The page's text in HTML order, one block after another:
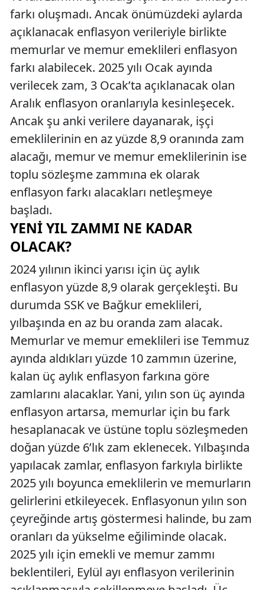
farkı oluşmadı. Ancak önümüzdeki aylarda
açıklanacak enflasyon verileriyle birlikte
memurlar ve memur emeklileri enflasyon
farkı alabilecek. 2025 yılı Ocak ayında
verilecek zam, 3 Ocak’ta açıklanacak olan
Aralık enflasyon oranlarıyla kesinleşecek.
Ancak şu anki verilere dayanarak, işçi
emeklilerinin en az yüzde 8,9 oranında zam
alacağı, memur ve memur emeklilerinin ise
toplu sözleşme zammına ek olarak
enflasyon farkı alacakları netleşmeye
başladı.
YENI YIL ZAMMI NE KADAR
OLACAK?
2024 yılının ikinci yarısı için üç aylık
enflasyon yüzde 8,9 olarak gerçekleşti. Bu
durumda SSK ve Bağkur emeklileri,
yılbaşında en az bu oranda zam alacak.
Memurlar ve memur emeklileri ise Temmuz
ayında aldıkları yüzde 10 zammın üzerine,
kalan üç aylık enflasyon farkına göre
zamlarını alacaklar. Yani, yılın son üç ayında
enflasyon artarsa, memurlar için bu fark
hesaplanacak ve üstüne toplu sözleşmeden
doğan yüzde 6’lık zam eklenecek. Yılbaşında
yapılacak zamlar, enflasyon farkıyla birlikte
2025 yılı boyunca emeklilerin ve memurların
gelirlerini etkileyecek. Enflasyonun yılın son
çeyreğinde artış göstermesi halinde, bu zam
oranları da yükselme eğiliminde olacak.
2025 yılı için emekli ve memur zammı
beklentileri, Eylül ayı enflasyon verilerinin